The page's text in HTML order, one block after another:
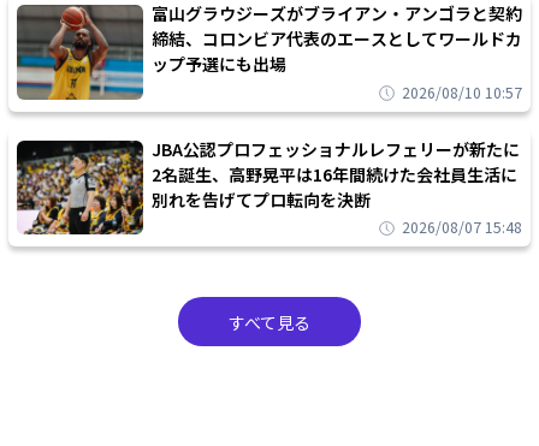
富山グラウジーズがブライアン・アンゴラと契約
締結、コロンビア代表のエースとしてワールドカ
ップ予選にも出場
2026/08/10 10:57
JBA公認プロフェッショナルレフェリーが新たに
2名誕生、高野晃平は16年間続けた会社員生活に
別れを告げてプロ転向を決断
2026/08/07 15:48
すべて見る